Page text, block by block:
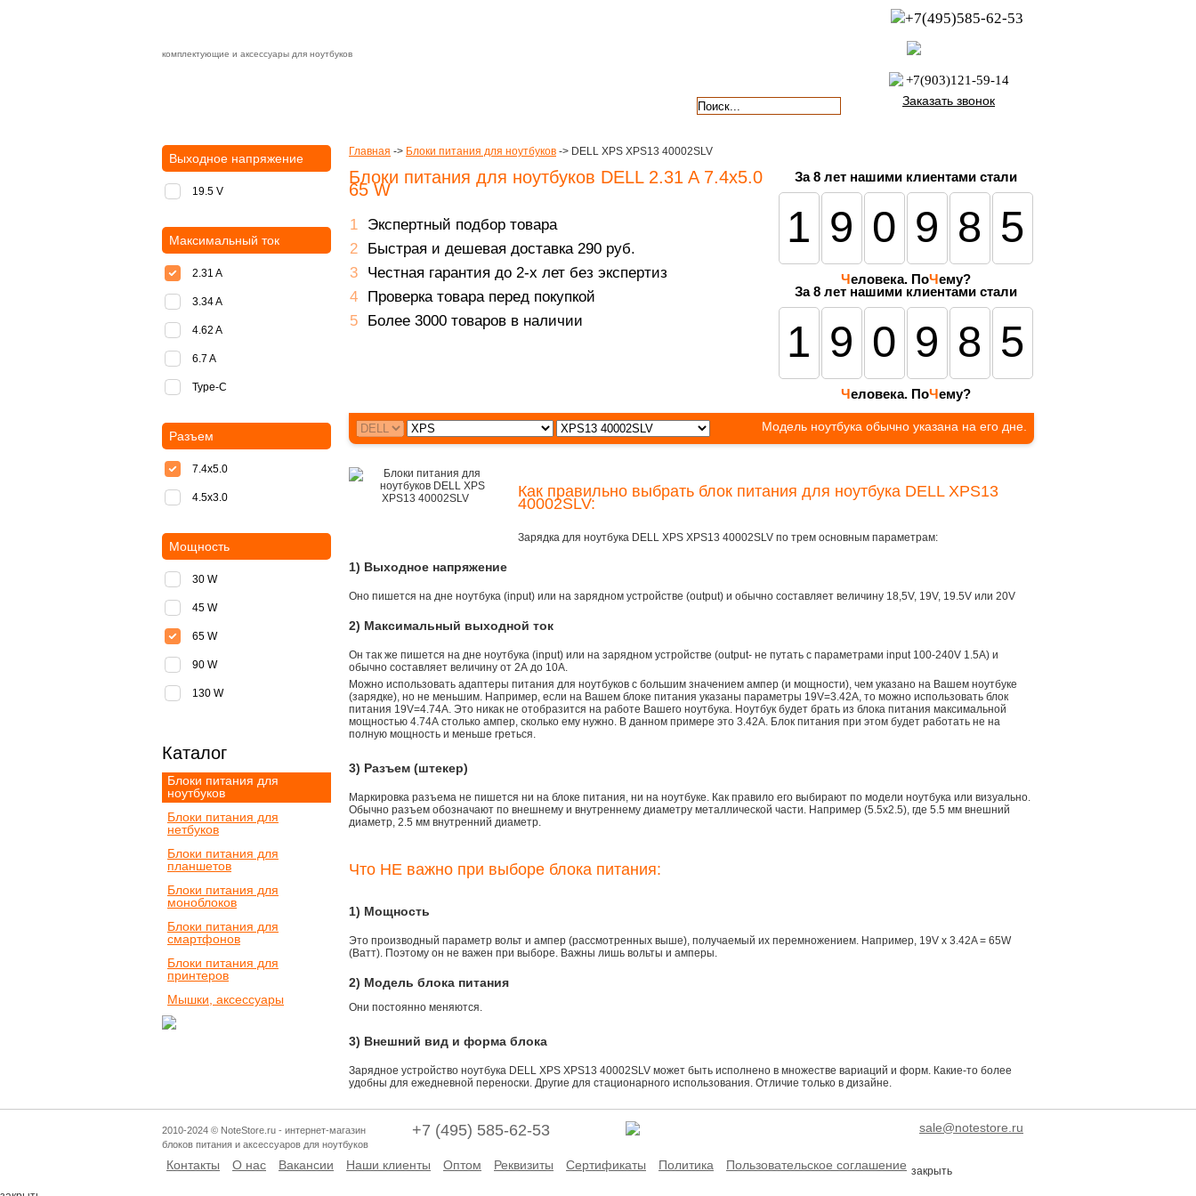
комплектующие и аксессуары для ноутбуков
+7(495)585-62-53
+7(903)121-59-14
Заказать звонок
Главная -> Блоки питания для ноутбуков -> DELL XPS XPS13 40002SLV
За8 лет нашими клиентами стали
190985
Человека. ПоЧему?
Блоки питания для ноутбуков DELL 2.31 A 7.4x5.0
65 W
Экспертный подбор товара
Быстрая и дешевая доставка 290 руб.
Честная гарантия до 2-х лет без экспертиз
Проверка товара перед покупкой
Более 3000 товаров в наличии
За 8 лет нашими клиентами стали
190985
Человека. ПоЧему?
Модель ноутбука обычно указана на его дне.
Как правильно выбрать блок питания для ноутбука DELL XPS13
40002SLV:
Зарядка для ноутбука DELL XPS XPS13 40002SLV по трем основным параметрам:
1) Выходное напряжение
Оно пишется на дне ноутбука (input) или на зарядном устройстве (output) и обычно составляет величину 18,5V, 19V, 19.5V или 20V
2) Максимальный выходной ток
Он так же пишется на дне ноутбука (input) или на зарядном устройстве (output- не путать с параметрами input 100-240V 1.5A) и
обычно составляет величину от 2А до 10A.
Можно использовать адаптеры питания для ноутбуков с большим значением ампер (и мощности), чем указано на Вашем ноутбуке
(зарядке), но не меньшим. Например, если на Вашем блоке питания указаны параметры 19V=3.42A, то можно использовать блок
питания 19V=4.74A. Это никак не отобразится на работе Вашего ноутбука. Ноутбук будет брать из блока питания максимальной
мощностью 4.74А столько ампер, сколько ему нужно. В данном примере это 3.42А. Блок питания при этом будет работать не на
полную мощность и меньше греться.
3) Разъем (штекер)
Маркировка разъема не пишется ни на блоке питания, ни на ноутбуке. Как правило его выбирают по модели ноутбука или визуально.
Обычно разъем обозначают по внешнему и внутреннему диаметру металлической части. Например (5.5x2.5), где 5.5 мм внешний
диаметр, 2.5 мм внутренний диаметр.
Что НЕ важно при выборе блока питания:
1) Мощность
Это производный параметр вольт и ампер (рассмотренных выше), получаемый их перемножением. Например, 19V x 3.42A = 65W
(Ватт). Поэтому он не важен при выборе. Важны лишь вольты и амперы.
2) Модель блока питания
Они постоянно меняются.
3) Внешний вид и форма блока
Зарядное устройство ноутбука DELL XPS XPS13 40002SLV может быть исполнено в множестве вариаций и форм. Какие-то более
удобны для ежедневной переноски. Другие для стационарного использования. Отличие только в дизайне.
Выходное напряжение
19.5 V
Максимальный ток
2.31 A
3.34 A
4.62 A
6.7 A
Type-C
Разъем
7.4x5.0
4.5x3.0
Мощность
30 W
45 W
65 W
90 W
130 W
Каталог
Блоки питания для
ноутбуков
Блоки питания для
нетбуков
Блоки питания для
планшетов
Блоки питания для
моноблоков
Блоки питания для
смартфонов
Блоки питания для
принтеров
Мышки, аксессуары
2010-2024 © NoteStore.ru - интернет-магазин
блоков питания и аксессуаров для ноутбуков
+7 (495) 585-62-53 sale@notestore.ru
Контакты О нас Вакансии Наши клиенты Оптом Реквизиты Сертификаты Политика Пользовательское соглашение закрыть